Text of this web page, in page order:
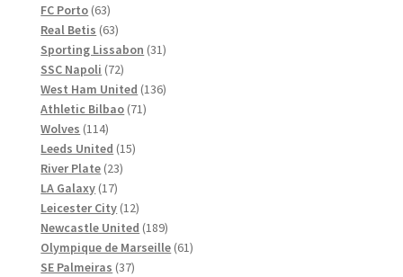
produkter
FC Porto 6363
produkter
Real Betis 6363
produkter
Sporting Lissabon 3131
SSC Napoli 7272
produkter
West Ham United 136136
Athletic Bilbao 7171
Wolves 114114
produkter
Leeds United 1515
River Plate 2323
LA Galaxy 1717
produkter
Leicester City 1212
produkter
Newcastle United 189189
produkter
Olympique de Marseille 6161
SE Palmeiras 3737